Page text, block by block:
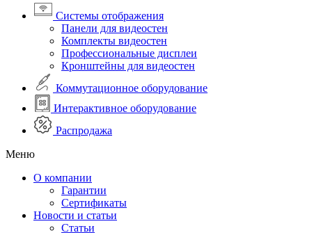
Системы отображения
Панели для видеостен
Комплекты видеостен
Профессиональные дисплеи
Кронштейны для видеостен
Коммутационное оборудование
Интерактивное оборудование
Распродажа
Меню
О компании
Гарантии
Сертификаты
Новости и статьи
Статьи